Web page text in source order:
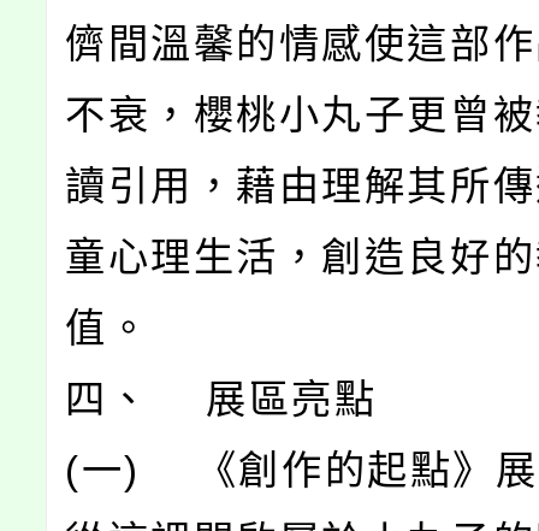
儕間溫馨的情感使這部
不衰，櫻桃小丸子更曾
讀引用，藉由理解其所
童心理生活，創造良好
值。
四、 展區亮點
(一) 《創作的起點》展